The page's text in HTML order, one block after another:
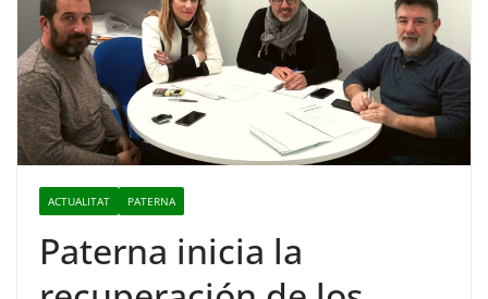
ACTUALITAT PATERNA
Paterna inicia la